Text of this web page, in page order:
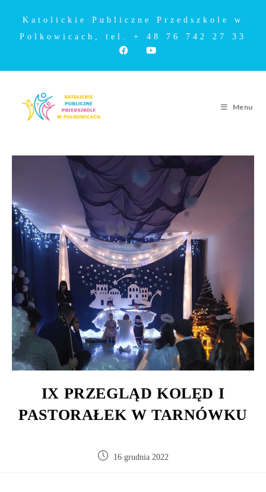
Katolickie Publiczne Przedszkole w
Polkowicach, tel. + 48 76 742 27 33
Menu
IX PRZEGLĄD KOLĘD I
PASTORAŁEK W TARNÓWKU
16 grudnia 2022